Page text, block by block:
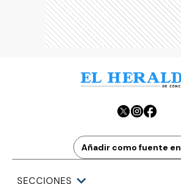
Añadir como fuente en
SECCIONES